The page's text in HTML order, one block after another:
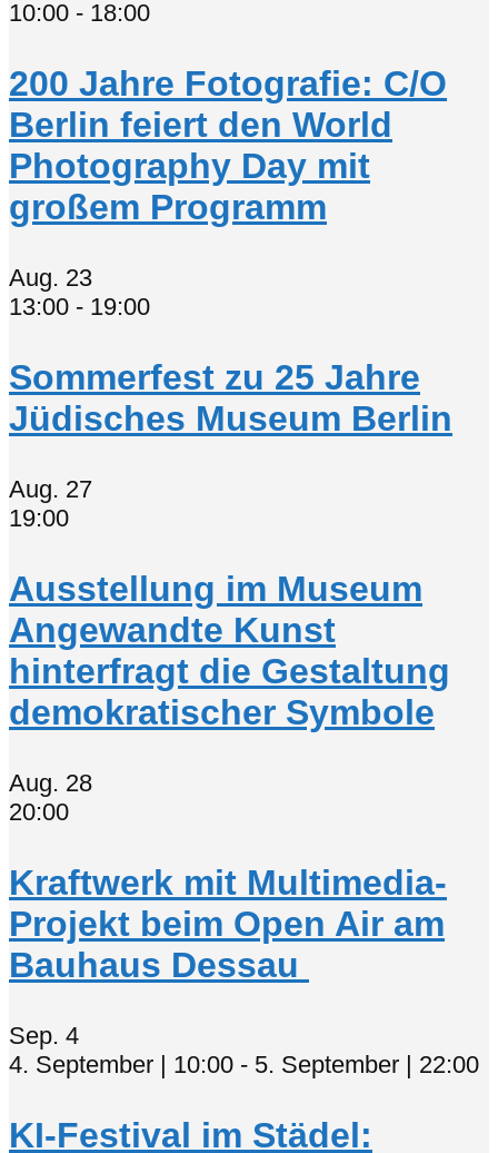
10:00 - 18:00
200 Jahre Fotografie: C/O
Berlin feiert den World
Photography Day mit
großem Programm
Aug. 23
13:00 - 19:00
Sommerfest zu 25 Jahre
Jüdisches Museum Berlin
Aug. 27
19:00
Ausstellung im Museum
Angewandte Kunst
hinterfragt die Gestaltung
demokratischer Symbole
Aug. 28
20:00
Kraftwerk mit Multimedia-
Projekt beim Open Air am
Bauhaus Dessau
Sep. 4
4. September | 10:00 - 5. September | 22:00
KI-Festival im Städel: